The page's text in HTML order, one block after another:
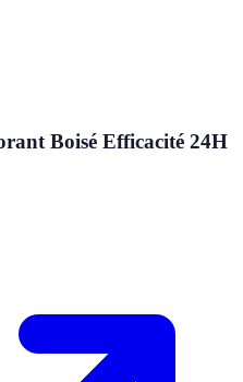
Boisé Efficacité 24H